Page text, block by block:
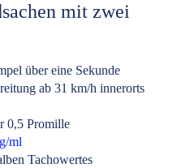
mit zwei
über eine Sekunde
ab 31 km/h innerorts
0,5 Promille
ml
Tachowertes